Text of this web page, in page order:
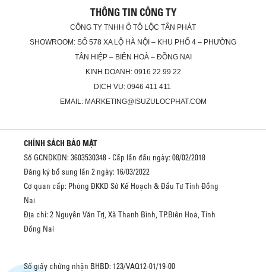
THÔNG TIN CÔNG TY
CÔNG TY TNHH Ô TÔ LỘC TẤN PHÁT
SHOWROOM: SỐ 578 XA LỘ HÀ NỘI – KHU PHỐ 4 – PHƯỜNG
TÂN HIỆP – BIÊN HOÀ – ĐỒNG NAI
KINH DOANH: 0916 22 99 22
DỊCH VỤ: 0946 411 411
EMAIL: MARKETING@ISUZULOCPHAT.COM
CHÍNH SÁCH BẢO MẬT
Số GCNDKDN: 3603530348 - Cấp lần đầu ngày: 08/02/2018
Đăng ký bổ sung lần 2 ngày: 16/03/2022
Cơ quan cấp: Phòng ĐKKD Sở Kế Hoạch & Đầu Tư Tỉnh Đồng
Nai
Địa chỉ: 2 Nguyễn Văn Trị, Xã Thanh Bình, TP.Biên Hoà, Tỉnh
Đồng Nai
Số giấy chứng nhận BHBD: 123/VAQ12-01/19-00